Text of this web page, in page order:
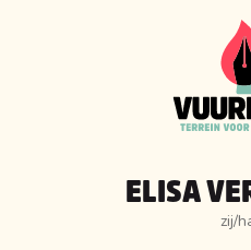
WAT ZIJN WIJ
VUURLAND TALENT
ELISA
zij/